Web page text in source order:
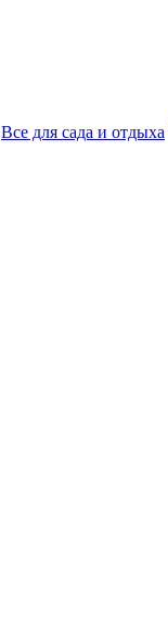
Все для сада и отдыха